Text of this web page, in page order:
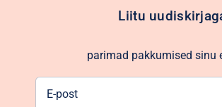
Liitu
parimad pakkumised sinu